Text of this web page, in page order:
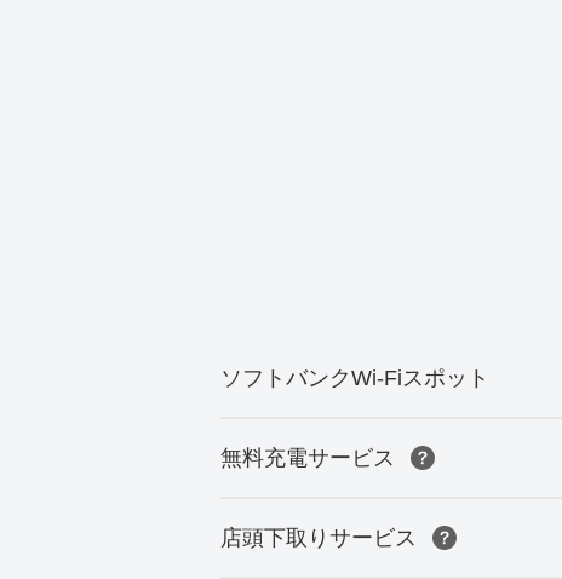
ソフトバンクWi-Fiスポット
無料充電サービス
店頭下取りサービス